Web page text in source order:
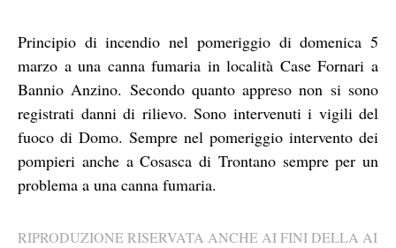
Principio di incendio nel pomeriggio di domenica 5
marzo a una canna fumaria in località Case Fornari a
Bannio Anzino. Secondo quanto appreso non si sono
registrati danni di rilievo. Sono intervenuti i vigili del
fuoco di Domo. Sempre nel pomeriggio intervento dei
pompieri anche a Cosasca di Trontano sempre per un
problema a una canna fumaria.
RIPRODUZIONE RISERVATA ANCHE AI FINI DELLA AI